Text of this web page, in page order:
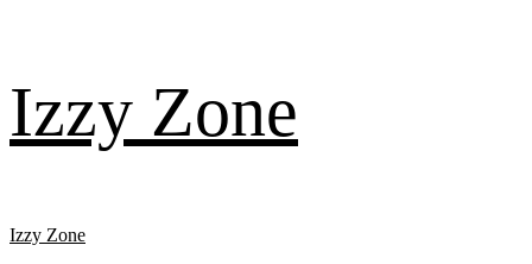
content
Izzy Zone
Primary
Izzy Zone